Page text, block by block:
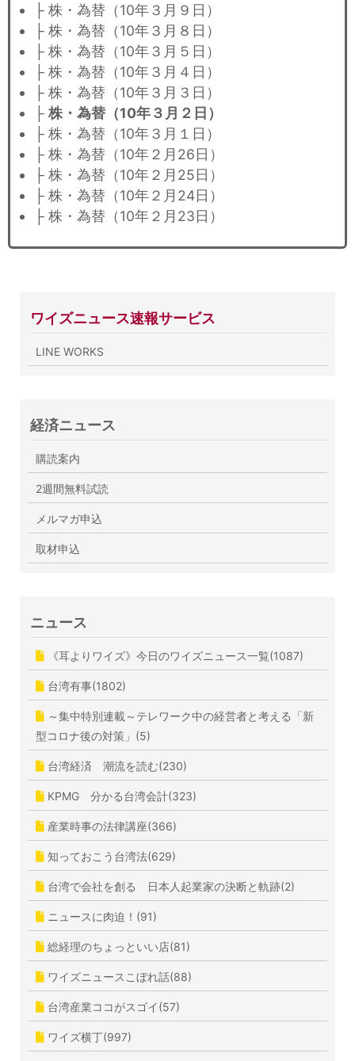
├ 株・為替（10年３月９日）
├ 株・為替（10年３月８日）
├ 株・為替（10年３月５日）
├ 株・為替（10年３月４日）
├ 株・為替（10年３月３日）
├ 株・為替（10年３月２日）
├ 株・為替（10年３月１日）
├ 株・為替（10年２月26日）
├ 株・為替（10年２月25日）
├ 株・為替（10年２月24日）
├ 株・為替（10年２月23日）
ワイズニュース速報サービス
LINE WORKS
経済ニュース
購読案内
2週間無料試読
メルマガ申込
取材申込
ニュース
《耳よりワイズ》今日のワイズニュース一覧(1087)
台湾有事(1802)
～集中特別連載～テレワーク中の経営者と考える「新
型コロナ後の対策」(5)
台湾経済 潮流を読む(230)
KPMG 分かる台湾会計(323)
産業時事の法律講座(366)
知っておこう台湾法(629)
台湾で会社を創る 日本人起業家の決断と軌跡(2)
ニュースに肉迫！(91)
総経理のちょっといい店(81)
ワイズニュースこぼれ話(88)
台湾産業ココがスゴイ(57)
ワイズ横丁(997)